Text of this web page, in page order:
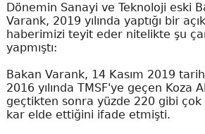
Dönemin Sanayi ve Teknoloji eski
Varank, 2019 yılında yaptığı bir
haberimizi teyit eder nitelikte şu
yapmıştı:
Bakan Varank, 14 Kasım 2019
2016 yılında TMSF'ye geçen Koza
geçtikten sonra yüzde 220 gibi
kar elde ettiğini ifade etmişti.